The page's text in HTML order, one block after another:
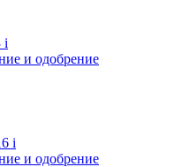
i
и одобрение
i
и одобрение